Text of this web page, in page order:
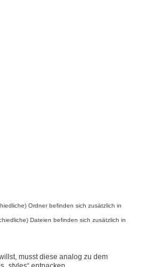
Ordner befinden sich zusätzlich in
Dateien befinden sich zusätzlich in
musst diese analog zu dem